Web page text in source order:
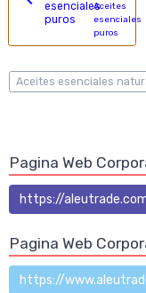
Aceites
esenciales
puros
Aceites esenciales
Pagina Web
https://
Pagina Web
https://